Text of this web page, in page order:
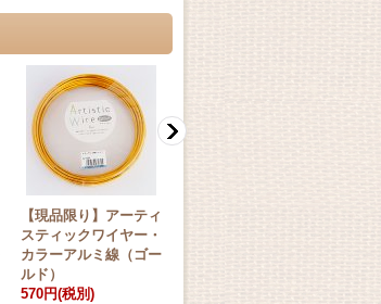
【現品限り】アーティ
スティックワイヤー・
カラーアルミ線（ゴー
ルド）
570円(税別)
ル